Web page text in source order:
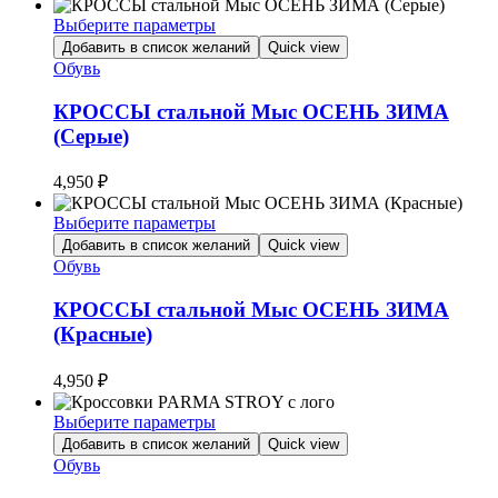
на
странице
товара.
Выберите параметры
Этот
товар
имеет
несколько
вариаций.
Опции
выбрать
на
странице
товара.
Добавить в список желаний Quick view
Обувь
КРОССЫ стальной Мыс ОСЕНЬ ЗИМА
(Серые)
4,950 ₽
Выберите параметры
Этот
товар
имеет
несколько
вариаций.
Опции
выбрать
на
странице
товара.
Добавить в список желаний Quick view
Обувь
КРОССЫ стальной Мыс ОСЕНЬ ЗИМА
(Красные)
4,950 ₽
Выберите параметры
Этот
товар
имеет
Добавить в список желаний Quick view
Обувь